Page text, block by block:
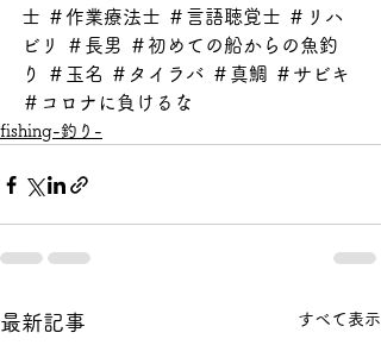
士 ＃作業療法士 ＃言語聴覚士 ＃リハ
ビリ ＃長男 ＃初めての船からの魚釣
り ＃玉名 ＃タイラバ ＃真鯛 ＃サビキ
＃コロナに負けるな
fishing-釣り-
最新記事 すべて表示